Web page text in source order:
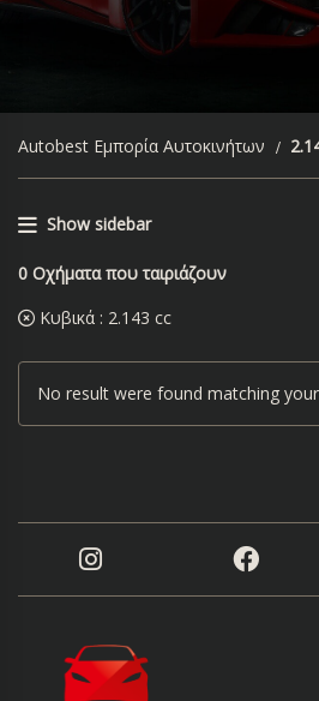
Autobest Εμπορία Αυτοκινήτων
Show sidebar
0 Οχήματα που ταιριάζουν
Κυβικά : 2.143 cc
No result were found matching